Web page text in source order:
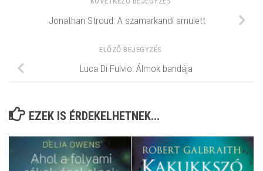
Jonathan Stroud: A ​szamarkandi amulett
ELŐZŐ BEJEGYZÉS
Luca Di Fulvio: Álmok ​bandája
EZEK IS ÉRDEKELHETNEK...